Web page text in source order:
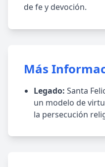
de fe y devoción.
Más
Legado: Santa
un modelo de
la persecución